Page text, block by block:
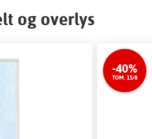
og overlys
-40%
TOM. 15/8